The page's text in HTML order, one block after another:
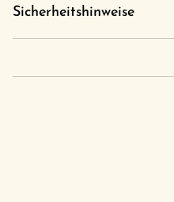
Sicherheitshinweise